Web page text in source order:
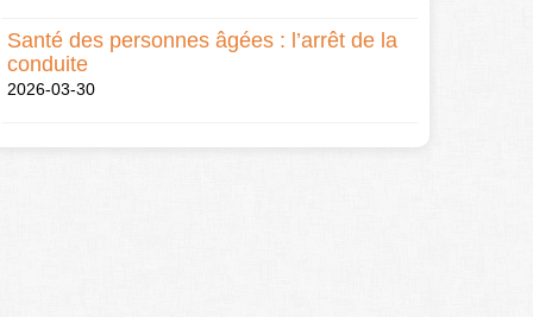
Santé des personnes âgées : l’arrêt de la
conduite
2026-03-30